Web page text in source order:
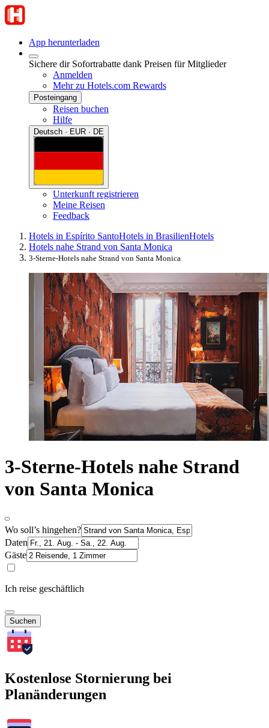
App herunterladen
Sichere dir Sofortrabatte dank Preisen für Mitglieder
Anmelden
Mehr zu Hotels.com Rewards
Posteingang
Reisen buchen
Hilfe
Deutsch · EUR · DE
Unterkunft registrieren
Meine Reisen
Feedback
Hotels in Espírito SantoHotels in BrasilienHotels
Hotels nahe Strand von Santa Monica
3-Sterne-Hotels nahe Strand von Santa Monica
3-Sterne-Hotels nahe Strand
von Santa Monica
Wo soll’s hingehen?
Daten
Gäste
Ich reise geschäftlich
Suchen
Kostenlose Stornierung bei
Planänderungen